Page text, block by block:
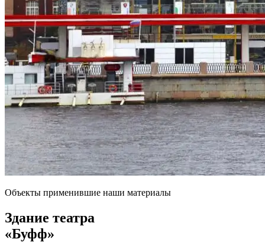
Объекты применившие наши материалы
Здание театра
«Буфф»